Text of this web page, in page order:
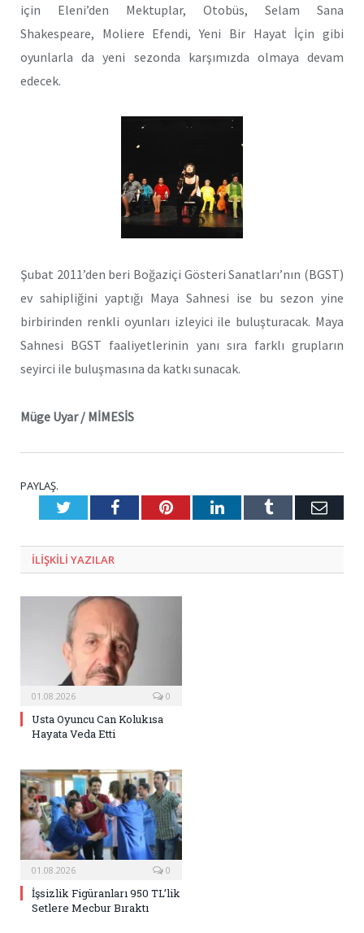
için Eleni’den Mektuplar, Otobüs, Selam Sana
Shakespeare, Moliere Efendi, Yeni Bir Hayat İçin gibi
oyunlarla da yeni sezonda karşımızda olmaya devam
edecek.
Şubat 2011’den beri Boğaziçi Gösteri Sanatları’nın (BGST)
ev sahipliğini yaptığı Maya Sahnesi ise bu sezon yine
birbirinden renkli oyunları izleyici ile buluşturacak. Maya
Sahnesi BGST faaliyetlerinin yanı sıra farklı grupların
seyirci ile buluşmasına da katkı sunacak.
Müge Uyar / MİMESİS
PAYLAŞ.
TwitterFacebookPinterestLinkedInTumblr E-
ILIŞKILI YAZILAR
01.08.2026 0
Usta Oyuncu Can Kolukısa
Hayata Veda Etti
01.08.2026 0
İşsizlik Figüranları 950 TL’lik
Setlere Mecbur Bıraktı